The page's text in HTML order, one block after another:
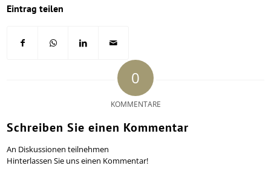
Eintrag teilen
0
KOMMENTARE
Schreiben Sie einen Kommentar
An Diskussionen teilnehmen
Hinterlassen Sie uns einen Kommentar!